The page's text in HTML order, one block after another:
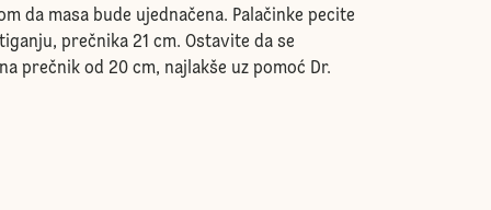
da masa bude ujednačena. Palačinke pecite
prečnika 21 cm. Ostavite da se
prečnik od 20 cm, najlakše uz pomoć Dr.